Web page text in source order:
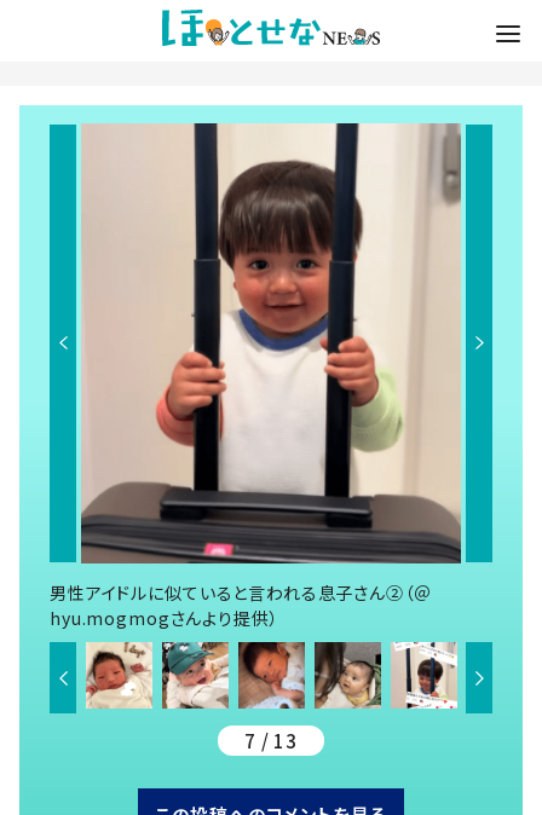
男性アイドルに似ていると言われる息子さん②（＠
hyu.mogmogさんより提供）
7 / 13